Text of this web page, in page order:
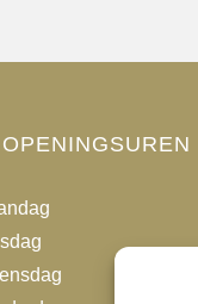
OPENINGSUREN